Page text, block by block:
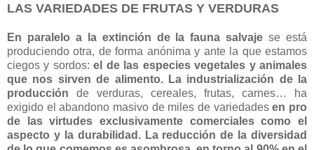
LAS VARIEDADES DE FRUTAS Y VERDURAS
En paralelo a la extinción de la fauna salvaje se está
produciendo otra, de forma anónima y ante la que estamos
ciegos y sordos:el de las especies vegetales y animales
que nos sirven de alimento. La industrialización de la
producción de verduras, cereales, frutas, carnes… ha
exigido el abandono masivo de miles de variedadesen pro
de las virtudes exclusivamente comerciales como el
aspecto y la durabilidad. La reducción de la diversidad